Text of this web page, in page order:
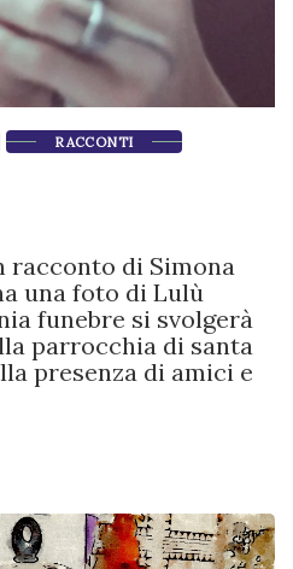
RACCONTI
racconto di Simona
una foto di Lulù
funebre si svolgerà
parrocchia di santa
presenza di amici e